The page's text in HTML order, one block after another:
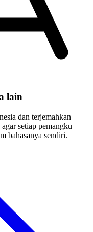
lain
dan terjemahkan
setiap pemangku
bahasanya sendiri.